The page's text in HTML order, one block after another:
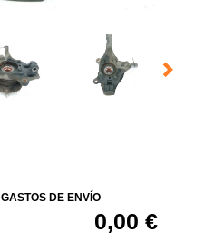
GASTOS DE ENVÍO
0,00 €